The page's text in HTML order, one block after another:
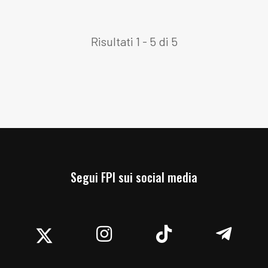
Risultati 1 - 5 di 5
Segui FPI sui social media